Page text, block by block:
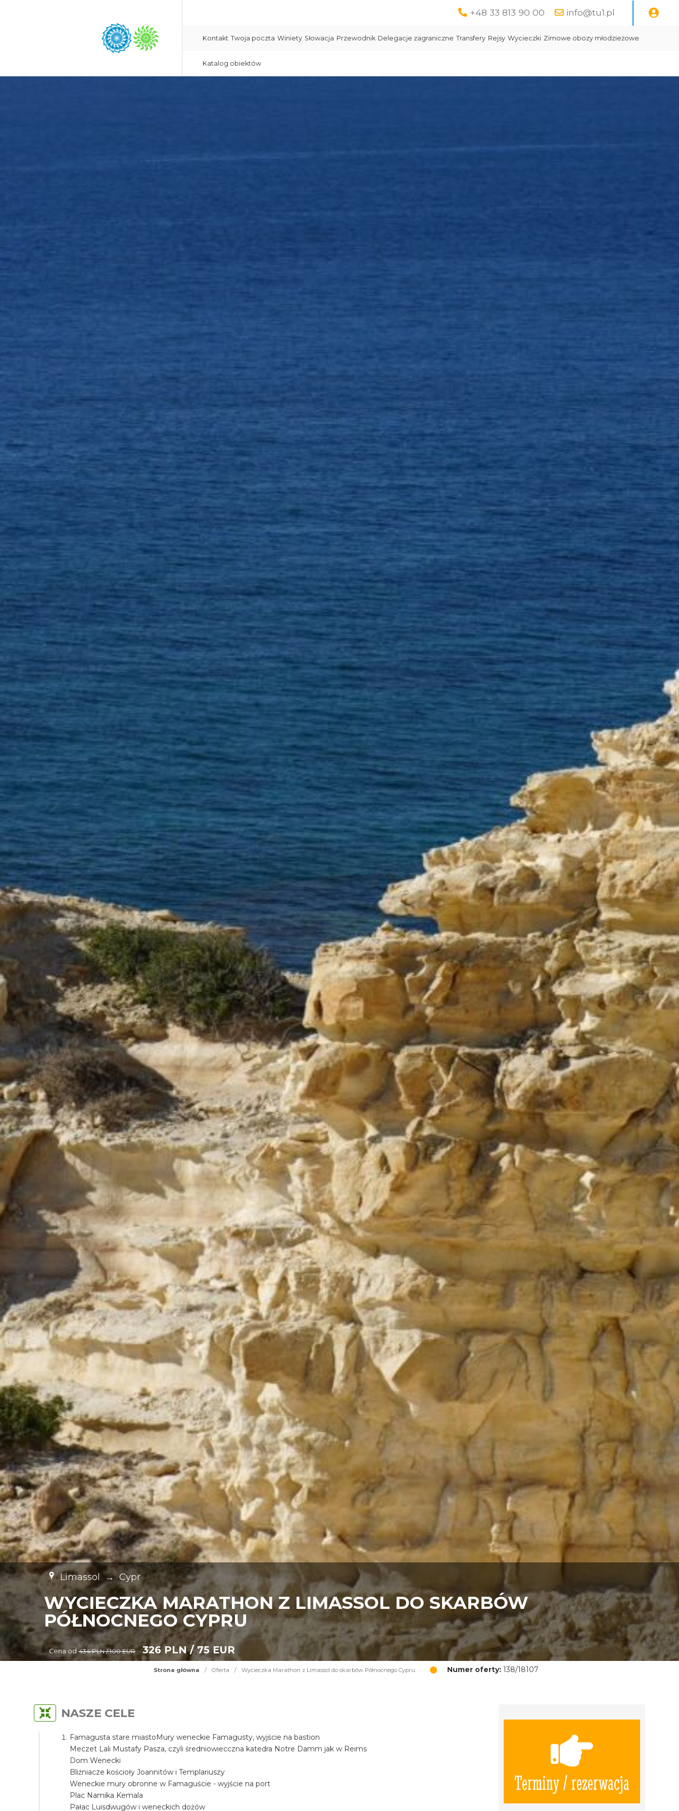
+48 33 813 90 00 info@tu1.pl
Kontakt Twoja poczta Winiety Słowacja Przewodnik Delegacje zagraniczne Transfery Rejsy Wycieczki Zimowe obozy młodzieżowe
Katalog obiektów
Limassol → Cypr
WYCIECZKA MARATHON Z LIMASSOL DO SKARBÓW
PÓŁNOCNEGO CYPRU
Cena od 434 PLN / 100 EUR 326 PLN / 75 EUR
Strona główna / Oferta / Wycieczka Marathon z Limassol do skarbów Północnego Cypru Numer oferty:138/18107
Terminy / rezerwacja
NASZE CELE
Famagusta stare miastoMury weneckie Famagusty, wyjście na bastion
Meczet Lali Mustafy Pasza, czyli średniowiecczna katedra Notre Damm jak w Reims
Dom Wenecki
Bliźniacze kościoły Joannitów i Templariuszy
Weneckie mury obronne w Famaguście - wyjście na port
Plac Namika Kemala
Pałac Luisdwugów i weneckich dożów